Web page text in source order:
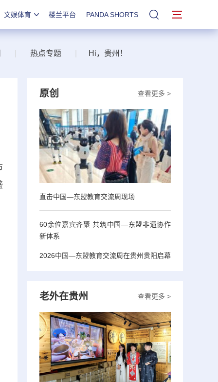
文娱体育 楼兰平台 PANDA SHORTS 站内搜索
热点专题 Hi，贵州！
查看更多 >
原创
直击中国—东盟教育交流周现场
60余位嘉宾齐聚 共筑中国—东盟非遗协作
新体系
2026中国—东盟教育交流周在贵州贵阳启幕
查看更多 >
老外在贵州